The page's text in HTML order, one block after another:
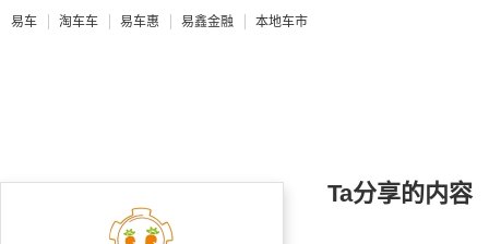
易车 淘车车 易车惠 易鑫金融 本地车市
Ta分享的内容